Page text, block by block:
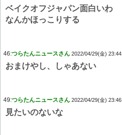
ベイクオフジャパン面白いわ
なんかほっこりする
46:つらたんニュースさん 2022/04/29(金) 23:44
おまけやし、しゃあない
49:つらたんニュースさん 2022/04/29(金) 23:46
見たいのないな